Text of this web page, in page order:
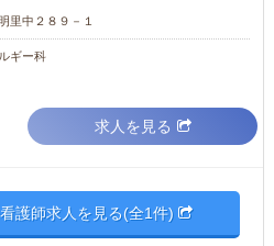
里中２８９－１
ギー科
求人を見る
護師求人を見る(全1件)